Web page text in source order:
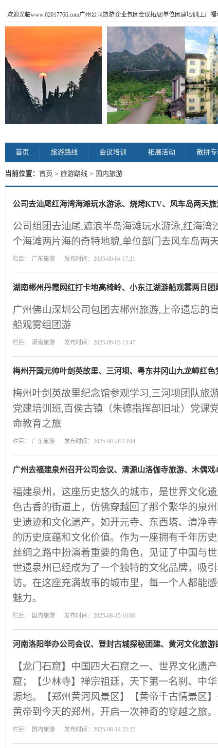
欢迎光临www.02017766.com广州公司旅游|企业包团会议拓展|单位团建培训|工厂
首页 旅游路线 会议培训 拓展活动 散拼
当前位置： 首页 > 旅游路线 > 国内旅游
公司去汕尾红海湾海滩玩水游泳、烧烤KTV、风车岛两天
公司组团去汕尾,遮浪半岛海滩玩水游泳,红海湾
个海滩两片海的奇特地貌,单位部门去风车岛两
栏目： 广东旅游 发布时间：2025-09-04 17:21
湖南郴州丹霞网红打卡地高椅岭、小东江湖游船观雾两日团
广州佛山深圳公司包团去郴州旅游,上帝遗忘的
船观雾组团游
栏目： 湖南旅游 发布时间：2025-09-03 13:47
梅州开国元帅叶剑英故里、三河坝、粤东井冈山九龙嶂红色
梅州叶剑英故里纪念馆参观学习,三河坝团队旅
党建培训班,百侯古镇（朱德指挥部旧址）党课
命教育之旅
栏目： 广东旅游 发布时间：2025-08-28 13:04
广州去福建泉州召开公司会议、清源山洛伽寺旅游、木偶戏
福建泉州，这座历史悠久的城市，是世界文化
色古香的街道上，仿佛穿越回了那个繁华的泉
史遗迹和文化遗产，如开元寺、东西塔、清净
的历史底蕴和文化价值。作为一座拥有千年历
丝绸之路中扮演着重要的角色，见证了中国与
世遗泉州已经成为了一个独特的文化品牌，吸
访。在这座充满故事的城市里，每一个人都能
魅力。
栏目： 国内旅游 发布时间：2025-08-15 16:06
河南洛阳举办公司会议、登封古城探秘团建、黄河文化旅游
【龙门石窟】中国四大石窟之一、世界文化遗
窟；【少林寺】禅宗祖廷，天下第一名刹、中
源地。【郑州黄河风景区】【黄帝千古情景区
黄帝到今天的郑州，开启一次神奇的穿越之旅。
栏目： 国内旅游 发布时间：2025-08-14 22:27